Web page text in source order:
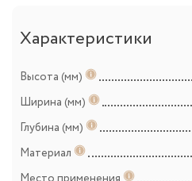
Характеристики
Высота (мм)
Ширина (мм)
Глубина (мм)
Материал